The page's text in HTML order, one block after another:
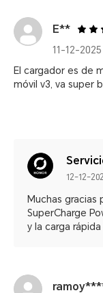
E**
11-12-2025
El cargador es de
móvil v3, va super
12-12-
Muchas gracias
SuperCharge
y la carga